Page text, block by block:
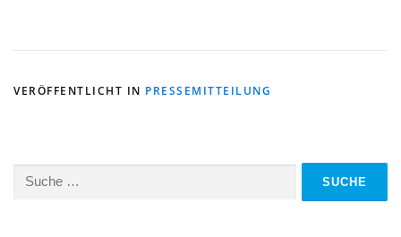
VERÖFFENTLICHT IN PRESSEMITTEILUNG
Suche